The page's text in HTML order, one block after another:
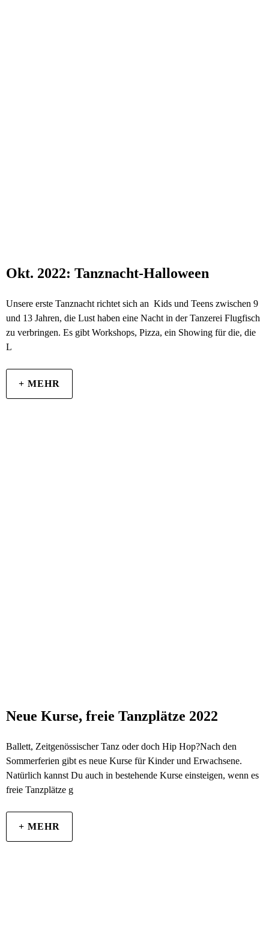
Okt. 2022: Tanznacht-Halloween
Unsere erste Tanznacht richtet sich an Kids und Teens zwischen 9
und 13 Jahren, die Lust haben eine Nacht in der Tanzerei Flugfisch
zu verbringen. Es gibt Workshops, Pizza, ein Showing für die, die
L
+ MEHR
Neue Kurse, freie Tanzplätze 2022
Ballett, Zeitgenössischer Tanz oder doch Hip Hop?Nach den
Sommerferien gibt es neue Kurse für Kinder und Erwachsene.
Natürlich kannst Du auch in bestehende Kurse einsteigen, wenn es
freie Tanzplätze g
+ MEHR